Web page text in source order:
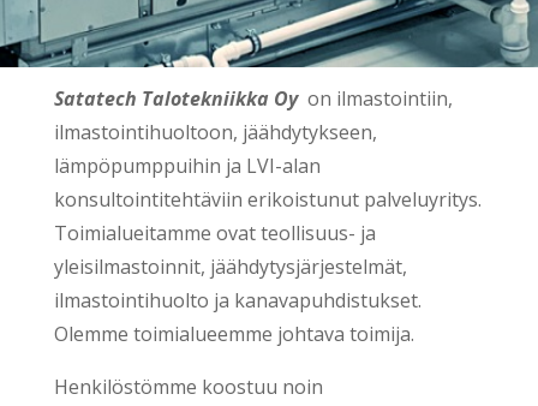
Satatech Talotekniikka Oy on ilmastointiin,
ilmastointihuoltoon, jäähdytykseen,
lämpöpumppuihin ja LVI-alan
konsultointitehtäviin erikoistunut palveluyritys.
Toimialueitamme ovat teollisuus- ja
yleisilmastoinnit, jäähdytysjärjestelmät,
ilmastointihuolto ja kanavapuhdistukset.
Olemme toimialueemme johtava toimija.
Henkilöstömme koostuu noin